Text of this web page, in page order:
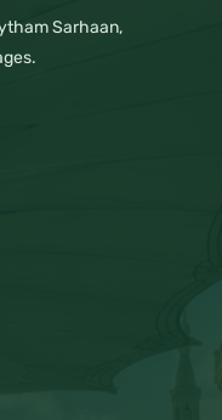
Sarhaan,